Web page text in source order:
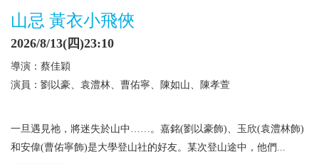
山忌 黃衣小飛俠
2026/8/13(四)23:10
導演：蔡佳穎
演員：劉以豪、袁澧林、曹佑寧、陳如山、陳孝萱
一旦遇見祂，將迷失於山中……。嘉銘(劉以豪飾)、玉欣(袁澧林飾)
和安偉(曹佑寧飾)是大學登山社的好友。某次登山途中，他們...